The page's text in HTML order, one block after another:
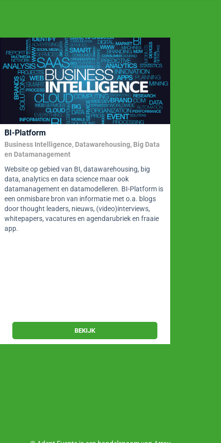
BI-Platform
Business Intelligence, Datawarehousing, Big Data
en Datamanagement
Website op gebied van BI, datawarehousing, big
data, analytics en data science maar ook
datamanagement en datamodelleren. BI-Platform is
een onmisbare bron van informatie met o.a. blogs
door thought leaders, nieuws, (video)interviews,
whitepapers, vacatures en agendarubriek en fraaie
app.
BEKIJK